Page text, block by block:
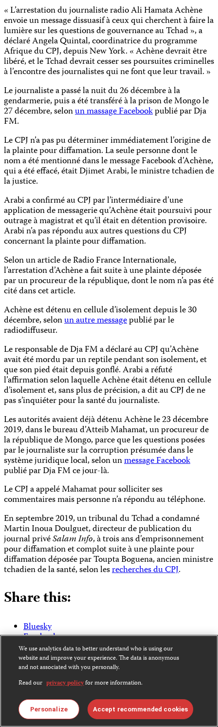
« L’arrestation du journaliste radio Ali Hamata Achène
envoie un message dissuasif à ceux qui cherchent à faire la
lumière sur les questions de gouvernance au Tchad », a
déclaré Angela Quintal, coordinatrice du programme
Afrique du CPJ, depuis New York. « Achène devrait être
libéré, et le Tchad devrait cesser ses poursuites criminelles
à l’encontre des journalistes qui ne font que leur travail. »
Le journaliste a passé la nuit du 26 décembre à la
gendarmerie, puis a été transféré à la prison de Mongo le
27 décembre, selonun massage Facebookpublié par Dja
FM.
Le CPJ n’a pas pu déterminer immédiatement l’origine de
la plainte pour diffamation. La seule personne dont le
nom a été mentionné dans le message Facebook d’Achène,
qui a été effacé, était Djimet Arabi, le ministre tchadien de
la justice.
Arabi a confirmé au CPJ par l’intermédiaire d’une
application de messagerie qu’Achène était poursuivi pour
outrage à magistrat et qu’il était en détention provisoire.
Arabi n’a pas répondu aux autres questions du CPJ
concernant la plainte pour diffamation.
Selon un article de Radio France Internationale,
l’arrestation d’Achène a fait suite à une plainte déposée
par un procureur de la république, dont le nom n’a pas été
cité dans cet article.
Achène est détenu en cellule d’isolement depuis le 30
décembre, selonun autre messagepublié par le
radiodiffuseur.
Le responsable de Dja FM a déclaré au CPJ qu’Achène
avait été mordu par un reptile pendant son isolement, et
que son pied était depuis gonflé. Arabi a réfuté
l’affirmation selon laquelle Achène était détenu en cellule
d’isolement et, sans plus de précision, a dit au CPJ de ne
pas s’inquiéter pour la santé du journaliste.
Les autorités avaient déjà détenu Achène le 23 décembre
2019, dans le bureau d’Atteib Mahamat, un procureur de
la république de Mongo, parce que les questions posées
par le journaliste sur la corruption présumée dans le
système juridique local, selon unmessage Facebook
publié par Dja FM ce jour-là.
Le CPJ a appelé Mahamat pour solliciter ses
commentaires mais personne n’a répondu au téléphone.
En septembre 2019, un tribunal du Tchad a condamné
Martin Inoua Doulguet, directeur de publication du
journal privéSalam Info, à trois ans d’emprisonnement
pour diffamation et complot suite à une plainte pour
diffamation déposée par Toupta Boguena, ancien ministre
tchadien de la santé, selon lesrecherches du CPJ.
Share this:
Bluesky
Facebook
LinkedIn
X
WhatsApp
Email
More On:
Afrique
We use analytics data to better understand who is using our
website and improve your experience. The data is anonymous
and not associated with you personally.
Read our privacy policyfor more information.
Personalize Accept recommended cookies